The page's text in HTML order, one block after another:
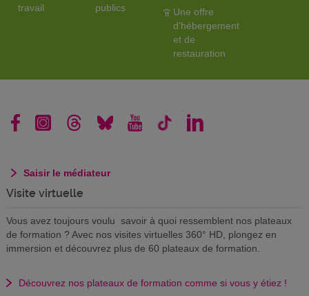
travail
publics
Une offre
d'hébergement
et de
restauration
Saisir le médiateur
Visite virtuelle
Vous avez toujours voulu savoir à quoi ressemblent nos plateaux
de formation ? Avec nos visites virtuelles 360° HD, plongez en
immersion et découvrez plus de 60 plateaux de formation.
Découvrez nos plateaux de formation comme si vous y étiez !